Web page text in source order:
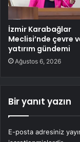
İzmir Karabağlar
Meclisi’nde çevre
yatırım gündemi
Ağustos 6, 2026
Bir yanıt yazın
E-posta adresiniz